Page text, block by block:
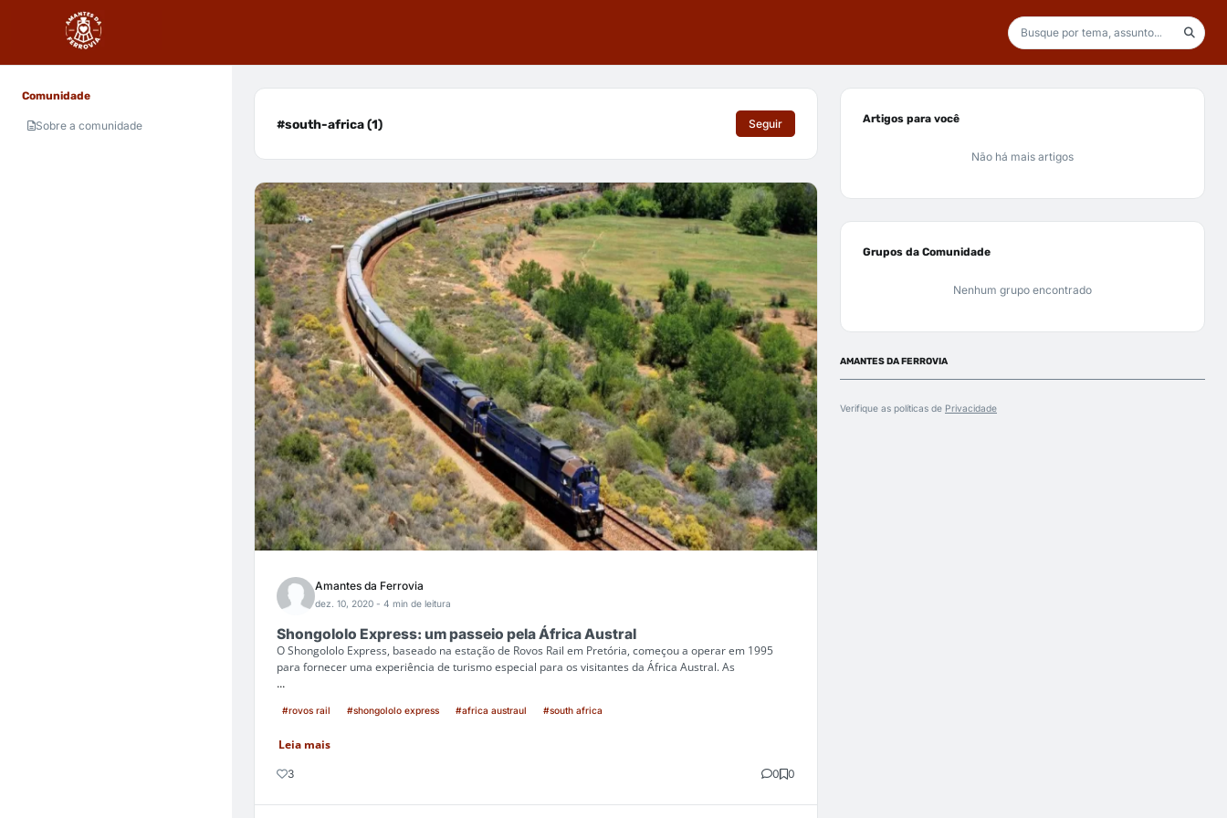
Comunidade
Sobre a comunidade #south-africa (1) Seguir
Amantes da Ferrovia
dez. 10, 2020 - 4 min de leitura
Shongololo Express: um passeio pela África Austral
O Shongololo Express, baseado na estação de Rovos Rail em Pretória, começou a operar em 1995
para fornecer uma experiência de turismo especial para os visitantes da África Austral. As
...
#rovos rail #shongololo express #africa austraul #south africa
Leia mais
3 0 0
Artigos para você
Não há mais artigos
Grupos da Comunidade
Nenhum grupo encontrado
AMANTES DA FERROVIA
Verifique as políticas de Privacidade